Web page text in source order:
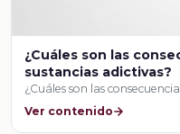
¿Cuáles son las
sustancias adictivas?
¿Cuáles son las
Ver contenido